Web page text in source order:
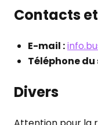
Contacts
E-mail :
Téléphone
Divers